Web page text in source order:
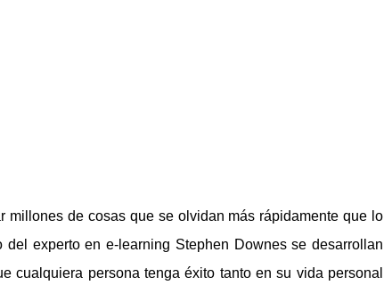
de cosas que se olvidan más rápidamente que lo
experto en e-learning Stephen Downes se desarrollan
cualquiera persona tenga éxito tanto en su vida personal